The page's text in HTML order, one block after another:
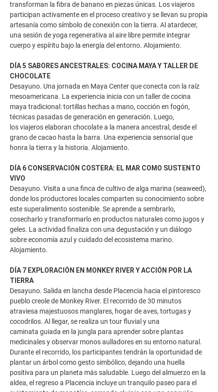
transforman la fibra de banano en piezas únicas. Los viajeros
participan activamente en el proceso creativo y se llevan su propia
artesanía como símbolo de conexión con la tierra. Al atardecer,
una sesión de yoga regenerativa al aire libre permite integrar
cuerpo y espíritu bajo la energía del entorno. Alojamiento.
DÍA 5 SABORES ANCESTRALES: COCINA MAYA Y TALLER DE
CHOCOLATE
Desayuno. Una jornada en Maya Center que conecta con la raíz
mesoamericana. La experiencia inicia con un taller de cocina
maya tradicional: tortillas hechas a mano, cocción en fogón,
técnicas pasadas de generación en generación. Luego,
los viajeros elaboran chocolate a la manera ancestral, desde el
grano de cacao hasta la barra. Una experiencia sensorial que
honra la tierra y la historia. Alojamiento.
DÍA 6 CONSERVACIÓN COSTERA: EL MAR COMO SUSTENTO
VIVO
Desayuno. Visita a una finca de cultivo de alga marina (seaweed),
donde los productores locales comparten su conocimiento sobre
este superalimento sostenible. Se aprende a sembrarlo,
cosecharlo y transformarlo en productos naturales como jugos y
geles. La actividad finaliza con una degustación y un diálogo
sobre economía azul y cuidado del ecosistema marino.
Alojamiento.
DÍA 7 EXPLORACIÓN EN MONKEY RIVER Y ACCIÓN POR LA
TIERRA
Desayuno. Salida en lancha desde Placencia hacia el pintoresco
pueblo creole de Monkey River. El recorrido de 30 minutos
atraviesa majestuosos manglares, hogar de aves, tortugas y
cocodrilos. Al llegar, se realiza un tour fluvial y una
caminata guiada en la jungla para aprender sobre plantas
medicinales y observar monos aulladores en su entorno natural.
Durante el recorrido, los participantes tendrán la oportunidad de
plantar un árbol como gesto simbólico, dejando una huella
positiva para un planeta más saludable. Luego del almuerzo en la
aldea, el regreso a Placencia incluye un tranquilo paseo para el